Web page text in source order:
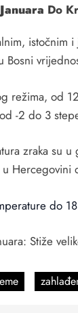
Do
režima, od
-2 do 3
zraka su
Hercegovini
do
Stiže